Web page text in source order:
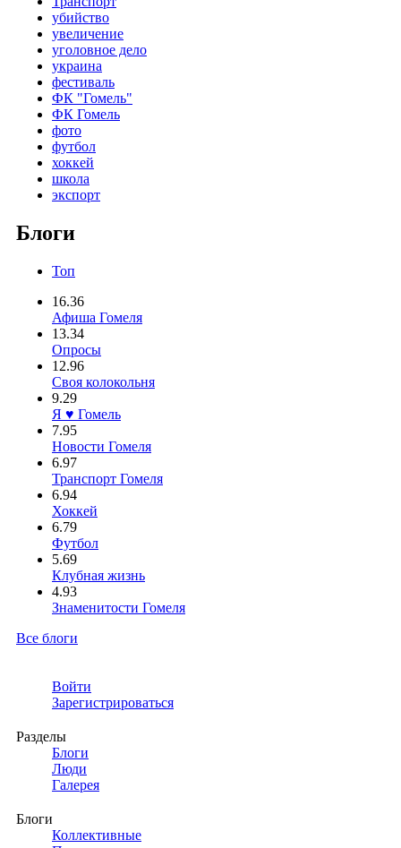
убийство
увеличение
уголовное дело
украина
фестиваль
ФК "Гомель"
ФК Гомель
фото
футбол
хоккей
школа
экспорт
Блоги
Топ
16.36
Афиша Гомеля
13.34
Опросы
12.96
Своя колокольня
9.29
Я ♥ Гомель
7.95
Новости Гомеля
6.97
Транспорт Гомеля
6.94
Хоккей
6.79
Футбол
5.69
Клубная жизнь
4.93
Знаменитости Гомеля
Все блоги
Войти
Зарегистрироваться
Разделы
Блоги
Люди
Галерея
Блоги
Коллективные